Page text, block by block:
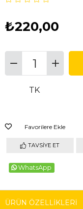
₺220,00
TK
Favorilere Ekle
TAVSIYE ET
WhatsApp
ÜRÜN ÖZELLIKLERI